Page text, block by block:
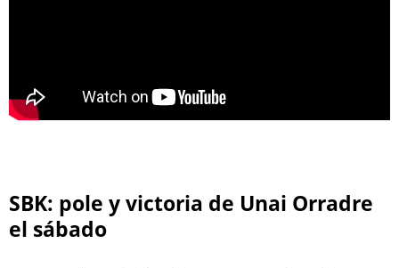
SBK: pole y victoria de Unai Orradre
el sábado